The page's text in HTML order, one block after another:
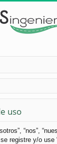
uso
“nos”,
y/o